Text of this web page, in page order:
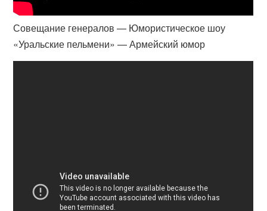
Совещание генералов — Юмористическое шоу
«Уральские пельмени» — Армейский юмор